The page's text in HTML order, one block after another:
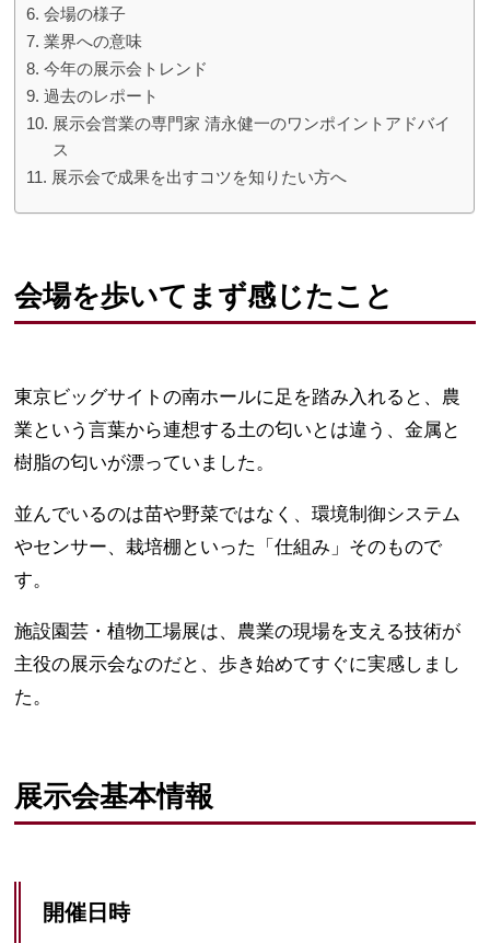
会場の様子
業界への意味
今年の展示会トレンド
過去のレポート
展示会営業の専門家 清永健一のワンポイントアドバイ
ス
展示会で成果を出すコツを知りたい方へ
会場を歩いてまず感じたこと
東京ビッグサイトの南ホールに足を踏み入れると、農
業という言葉から連想する土の匂いとは違う、金属と
樹脂の匂いが漂っていました。
並んでいるのは苗や野菜ではなく、環境制御システム
やセンサー、栽培棚といった「仕組み」そのもので
す。
施設園芸・植物工場展は、農業の現場を支える技術が
主役の展示会なのだと、歩き始めてすぐに実感しまし
た。
展示会基本情報
開催日時